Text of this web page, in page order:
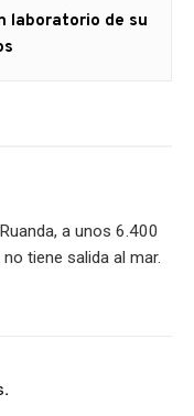
laboratorio de su
a unos 6.400
tiene salida al mar.